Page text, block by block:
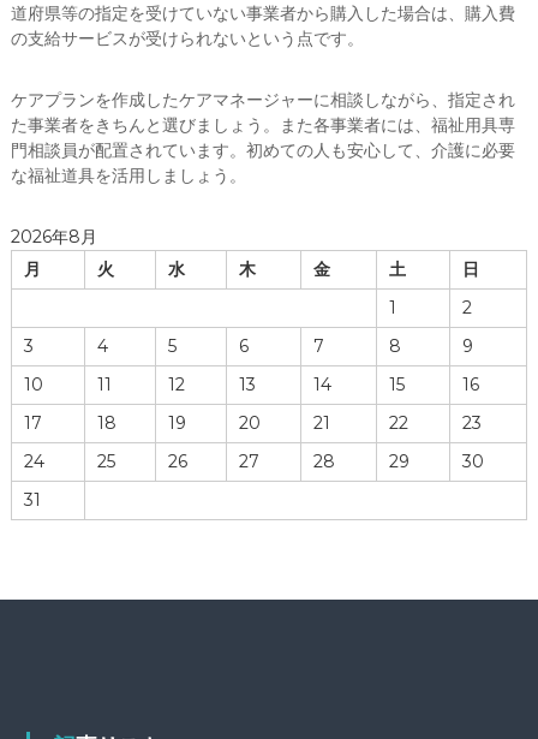
道府県等の指定を受けていない事業者から購入した場合は、購入費
の支給サービスが受けられないという点です。
ケアプランを作成したケアマネージャーに相談しながら、指定され
た事業者をきちんと選びましょう。また各事業者には、福祉用具専
門相談員が配置されています。初めての人も安心して、介護に必要
な福祉道具を活用しましょう。
2026年8月
月
火 水 木 金 土
日
1
2
3
4 5 6 7 8
9
10
11 12 13 14 15
16
17
18 19 20 21 22
23
24
25 26 27 28 29
30
31